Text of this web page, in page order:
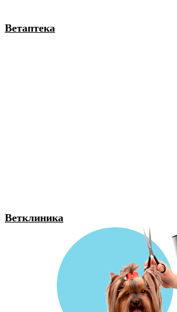
Ветаптека
Ветклиника